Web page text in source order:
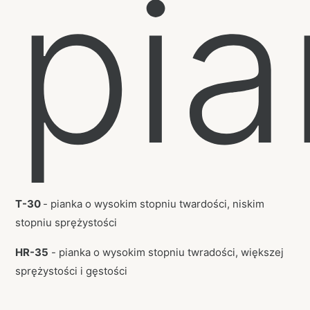
T-30 - pianka o wysokim stopniu twardości, niskim
stopniu sprężystości
HR-35 - pianka o wysokim stopniu twradości, większej
sprężystości i gęstości